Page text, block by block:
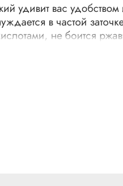
удивит вас удобством
в частой
не боится
вид. Керамический
работы. Изделие не